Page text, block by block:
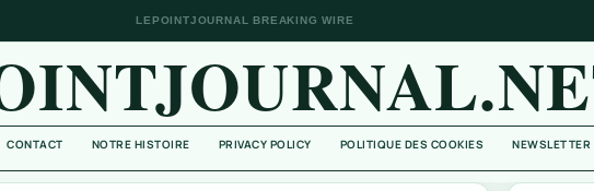
LEPOINTJOURNAL BREAKING WIRE
CONTACT NOTRE HISTOIRE PRIVACY POLICY POLITIQUE DES COOKIES NEWSLETTER